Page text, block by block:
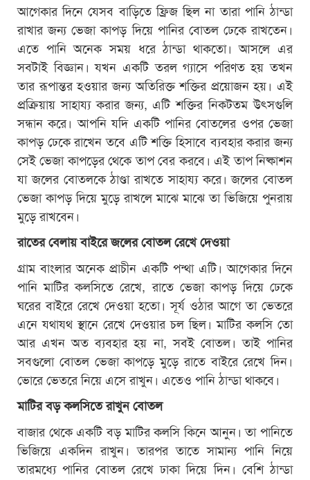
আগেকার দিনে যেসব বাড়িতে ফ্রিজ ছিল না তারা পানি ঠান্ডা
রাখার জন্য ভেজা কাপড় দিয়ে পানির বোতল ঢেকে রাখতেন।
এতে পানি অনেক সময় ধরে ঠান্ডা থাকতো। আসলে এর
সবটাই বিজ্ঞান। যখন একটি তরল গ্যাসে পরিণত হয় তখন
তার রূপান্তর হওয়ার জন্য অতিরিক্ত শক্তির প্রয়োজন হয়। এই
প্রক্রিয়ায় সাহায্য করার জন্য, এটি শক্তির নিকটতম উৎসগুলি
সন্ধান করে। আপনি যদি একটি পানির বোতলের ওপর ভেজা
কাপড় ঢেকে রাখেন তবে এটি শক্তি হিসাবে ব্যবহার করার জন্য
সেই ভেজা কাপড়ের থেকে তাপ বের করবে। এই তাপ নিষ্কাশন
যা জলের বোতলকে ঠাণ্ডা রাখতে সাহায্য করে। জলের বোতল
ভেজা কাপড় দিয়ে মুড়ে রাখলে মাঝে মাঝে তা ভিজিয়ে পুনরায়
মুড়ে রাখবেন।
রাতের বেলায় বাইরে জলের বোতল রেখে দেওয়া
গ্রাম বাংলার অনেক প্রাচীন একটি পন্থা এটি। আগেকার দিনে
পানি মাটির কলসিতে রেখে, রাতে ভেজা কাপড় দিয়ে ঢেকে
ঘরের বাইরে রেখে দেওয়া হতো। সূর্য ওঠার আগে তা ভেতরে
এনে যথাযথ স্থানে রেখে দেওয়ার চল ছিল। মাটির কলসি তো
আর এখন অত ব্যবহার হয় না, সবই বোতল। তাই পানির
সবগুলো বোতল ভেজা কাপড়ে মুড়ে রাতে বাইরে রেখে দিন।
ভোরে ভেতরে নিয়ে এসে রাখুন। এতেও পানি ঠান্ডা থাকবে।
মাটির বড় কলসিতে রাখুন বোতল
বাজার থেকে একটি বড় মাটির কলসি কিনে আনুন। তা পানিতে
ভিজিয়ে একদিন রাখুন। তারপর তাতে সামান্য পানি নিয়ে
তারমধ্যে পানির বোতল রেখে ঢাকা দিয়ে দিন। বেশি ঠান্ডা